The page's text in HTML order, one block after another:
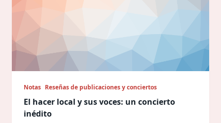
Notas Reseñas de publicaciones y conciertos
El hacer local y sus voces: un concierto
inédito